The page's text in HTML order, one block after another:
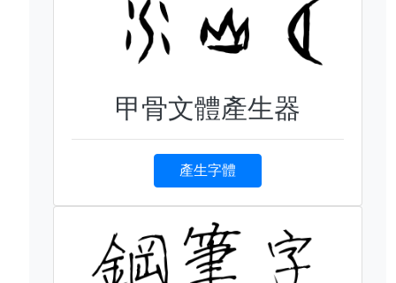
甲骨文體產生器
產生字體